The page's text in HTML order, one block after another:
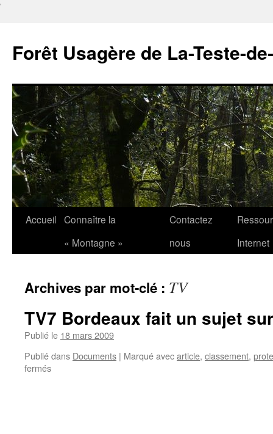
'
Forêt Usagère de La-Teste-
Aller
Accueil Connaître la
« Montagne »
Contactez
nous
Internet
Archives par mot-clé : TV
TV7 Bordeaux fait un sujet
Publié le 18 mars 2009
Publié dans Documents | Marqué avecarticle, classement,
ferméssur